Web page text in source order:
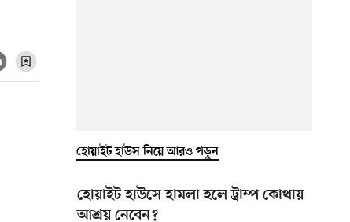
হোয়াইট হাউস নিয়ে আরও পড়ুন
হোয়াইট হাউসে হামলা হলে ট্রাম্প কোথায়
আশ্রয় নেবেন?